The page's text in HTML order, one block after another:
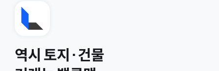
역시 토지·건물